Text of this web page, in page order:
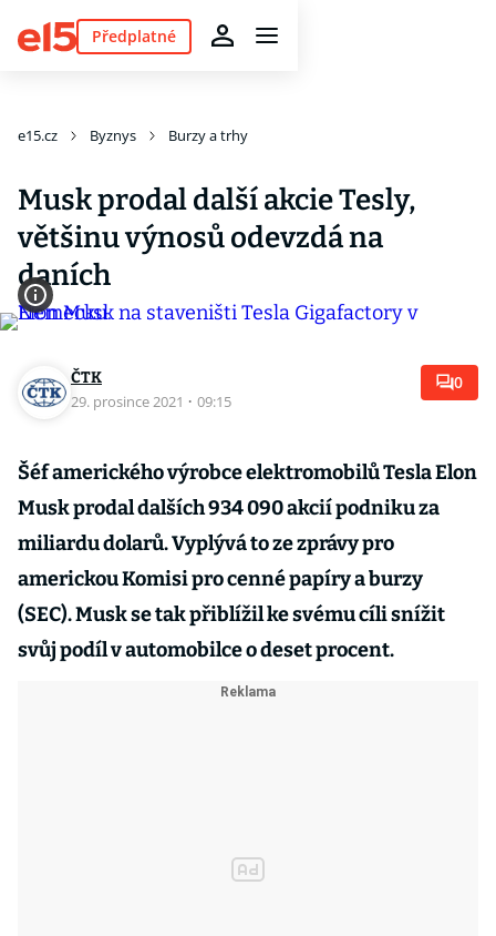
Předplatné
e15.cz Byznys Burzy a trhy
Musk prodal další akcie Tesly,
většinu výnosů odevzdá na
daních
ČTK
29. prosince 2021 · 09:15
0
Šéf amerického výrobce elektromobilů Tesla Elon
Musk prodal dalších 934 090 akcií podniku za
miliardu dolarů. Vyplývá to ze zprávy pro
americkou Komisi pro cenné papíry a burzy
(SEC). Musk se tak přiblížil ke svému cíli snížit
svůj podíl v automobilce o deset procent.